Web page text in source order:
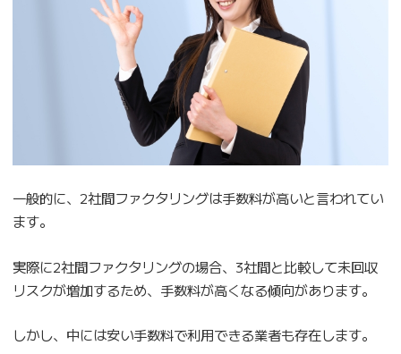
一般的に、2社間ファクタリングは手数料が高いと言われてい
ます。
実際に2社間ファクタリングの場合、3社間と比較して未回収
リスクが増加するため、手数料が高くなる傾向があります。
しかし、中には安い手数料で利用できる業者も存在します。